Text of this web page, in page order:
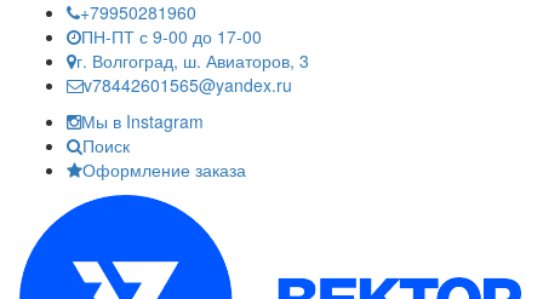
+79950281960
ПН-ПТ с 9-00 до 17-00
г. Волгоград, ш. Авиаторов, 3
v78442601565@yandex.ru
Мы в Instagram
Поиск
Оформление заказа